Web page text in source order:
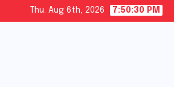
Thu. Aug 6th, 2026 7:50:32 PM